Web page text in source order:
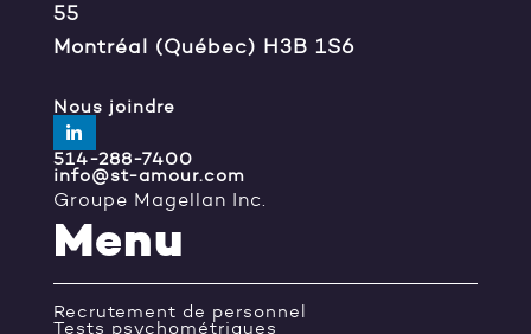
55
Montréal (Québec) H3B 1S6
Nous joindre
514-288-7400
info@st-amour.com
Groupe Magellan Inc.
Menu
Recrutement de personnel
Tests psychométriques